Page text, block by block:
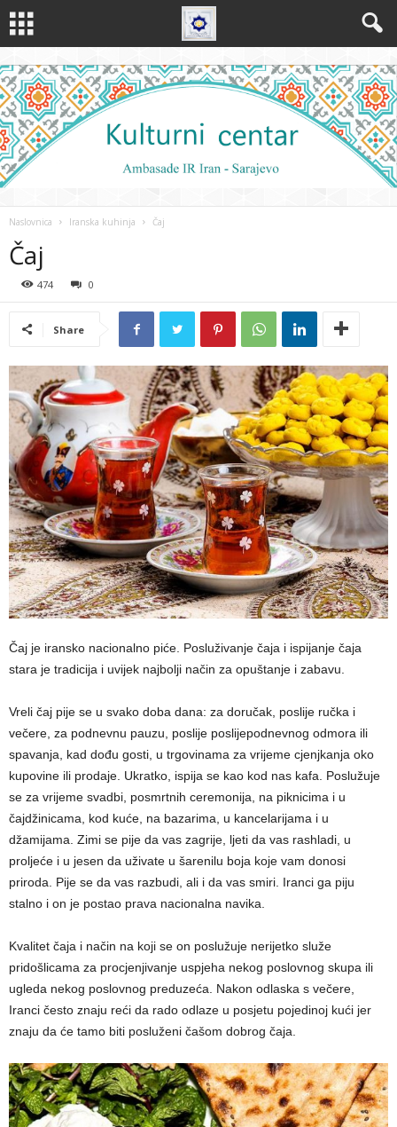
Naslovnica Iranska kuhinja Čaj
Čaj
474 0
Share
Čaj je iransko nacionalno piće. Posluživanje čaja i ispijanje čaja
stara je tradicija i uvijek najbolji način za opuštanje i zabavu.
Vreli čaj pije se u svako doba dana: za doručak, poslije ručka i
večere, za podnevnu pauzu, poslije poslijepodnevnog odmora ili
spavanja, kad dođu gosti, u trgovinama za vrijeme cjenjkanja oko
kupovine ili prodaje. Ukratko, ispija se kao kod nas kafa. Poslužuje
se za vrijeme svadbi, posmrtnih ceremonija, na piknicima i u
čajdžinicama, kod kuće, na bazarima, u kancelarijama i u
džamijama. Zimi se pije da vas zagrije, ljeti da vas rashladi, u
proljeće i u jesen da uživate u šarenilu boja koje vam donosi
priroda. Pije se da vas razbudi, ali i da vas smiri. Iranci ga piju
stalno i on je postao prava nacionalna navika.
Kvalitet čaja i način na koji se on poslužuje nerijetko služe
pridošlicama za procjenjivanje uspjeha nekog poslovnog skupa ili
ugleda nekog poslovnog preduzeća. Nakon odlaska s večere,
Iranci često znaju reći da rado odlaze u posjetu pojedinoj kući jer
znaju da će tamo biti posluženi čašom dobrog čaja.